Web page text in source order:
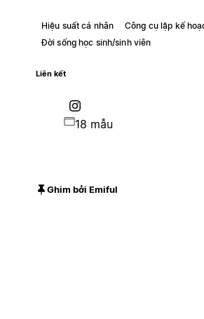
Hiệu suất cá nhân
Công cụ lập kế
Đời sống học sinh/sinh viên
Liên kết
18 mẫu
Ghim bởi Emiful